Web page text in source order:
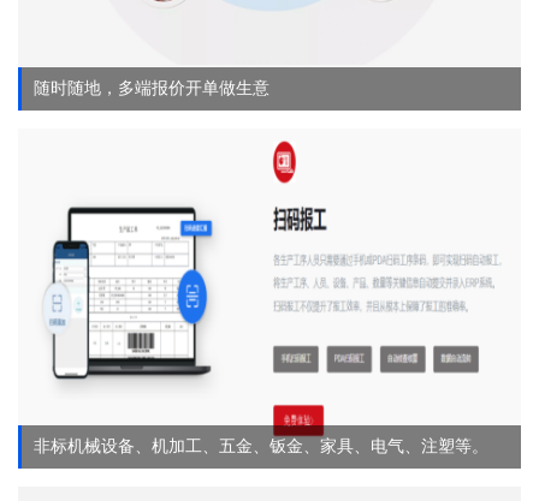
随时随地，多端报价开单做生意
非标机械设备、机加工、五金、钣金、家具、电气、注塑等。